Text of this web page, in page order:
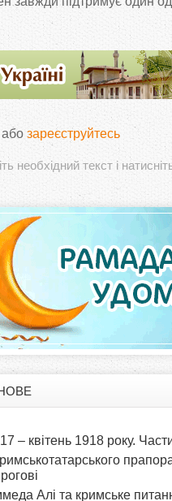
або зареєструйтесь
необхідний текст і
– квітень 1918 року.
Алі та кримське